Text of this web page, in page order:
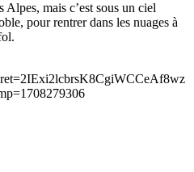
mais c’est sous un ciel
pour rentrer dans les nuages à